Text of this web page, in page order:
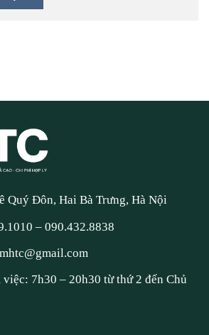
Quý Đôn, Hai Bà Trưng, Hà Nội
–090.432.8838
việc: 7h30 – 20h30 từ thứ 2 đến Chủ